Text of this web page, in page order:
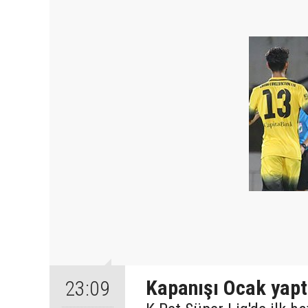
23:09 Kapanışı Ocak